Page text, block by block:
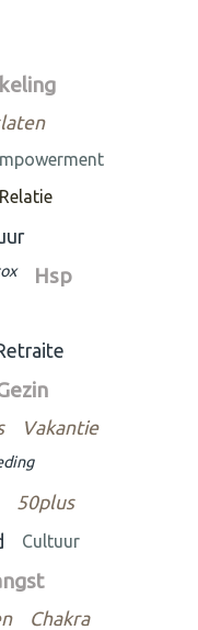
Relatie
Hsp
Vakantie
50plus
Cultuur
Chakra